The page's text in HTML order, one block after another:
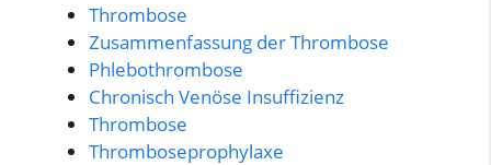
Thrombose
Zusammenfassung der Thrombose
Phlebothrombose
Chronisch Venöse Insuffizienz
Thrombose
Thromboseprophylaxe